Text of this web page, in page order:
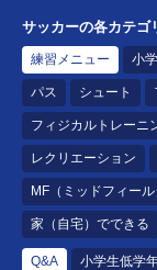
サッカーの各カテゴ
練習メニュー 小
パス シュート
フィジカルトレーニ
レクリエーション
MF（ミッドフィール
家（自宅）でできる
Q&A 小学生低学